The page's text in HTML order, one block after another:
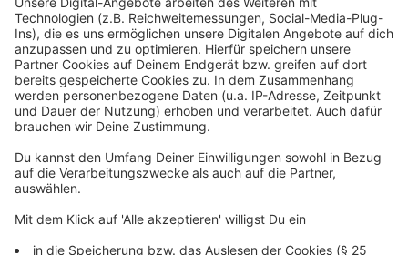
besonders harte Maßnahmen. Überraschenderweise
hat sich NRW darauf eingelassen hat, dass an den
Schulen dann auch der Wechselunterricht eingeführt
werden kann. Also dass ein Teil der Schüler zu Hause
und ein anderer in der Schule unterrichtet wird. Das gilt
dann aber nur ab der 8. Klasse und auch nicht für das
betroffene Schule.